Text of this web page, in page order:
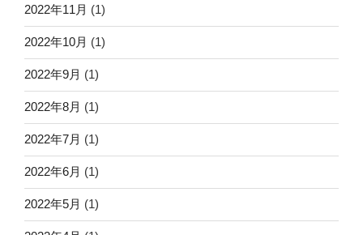
2022年11月 (1)
2022年10月 (1)
2022年9月 (1)
2022年8月 (1)
2022年7月 (1)
2022年6月 (1)
2022年5月 (1)